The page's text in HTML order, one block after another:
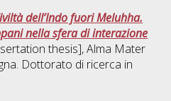
dell’Indo fuori Meluhha.
nella sfera di interazione
thesis], Alma Mater
Dottorato di ricerca in